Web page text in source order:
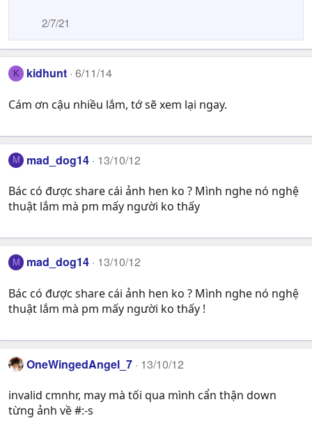
2/7/21
K kidhunt 6/11/14
Cám ơn cậu nhiều lắm, tớ sẽ xem lại ngay.
M mad_dog14 13/10/12
Bác có được share cái ảnh hen ko ? Mình nghe nó nghệ
thuật lắm mà pm mấy người ko thấy
M mad_dog14 13/10/12
Bác có được share cái ảnh hen ko ? Mình nghe nó nghệ
thuật lắm mà pm mấy người ko thấy !
OneWingedAngel_7 13/10/12
invalid cmnhr, may mà tối qua mình cẩn thận down
từng ảnh về #:-s